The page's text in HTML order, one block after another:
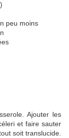
peu moins
Ajouter les
et faire sauter
soit translucide.